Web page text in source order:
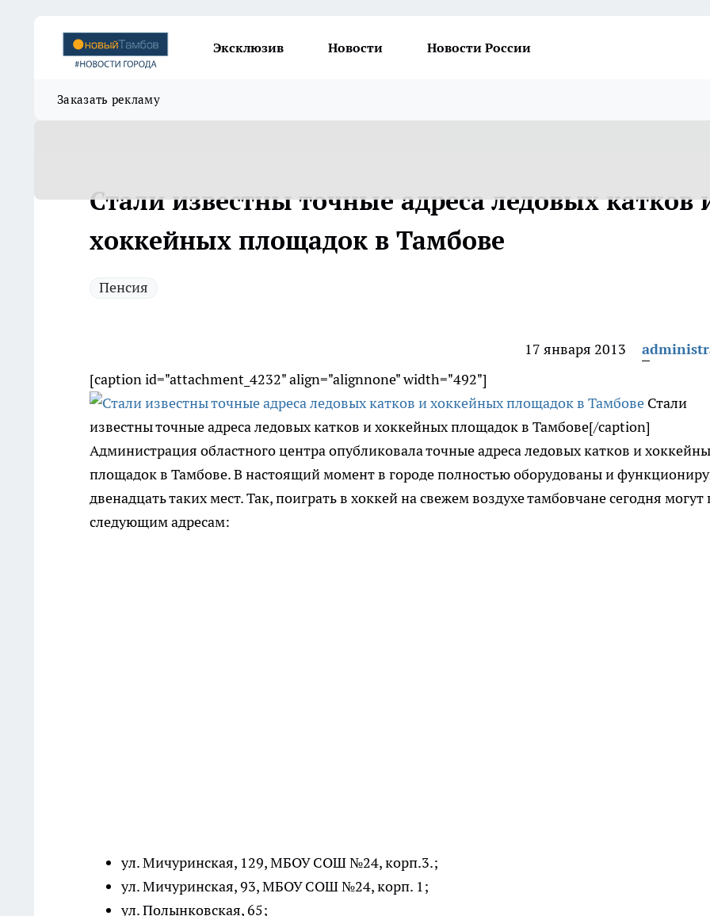
Эксклюзив Новости Новости России
Заказать рекламу
Стали известны точные адреса ледовых катков
хоккейных площадок в Тамбове
Пенсия
17 января 2013
[caption id="attachment_4232" align="alignnone" width="492"]
Стали
известны точные адреса ледовых катков и хоккейных площадок в Тамбове[/caption]
Администрация областного центра опубликовала точные адреса ледовых катков и
площадок в Тамбове. В настоящий момент в городе полностью оборудованы и
двенадцать таких мест. Так, поиграть в хоккей на свежем воздухе тамбовчане сегодня могут
следующим адресам:
ул. Мичуринская, 129, МБОУ СОШ №24, корп.3.;
ул. Мичуринская, 93, МБОУ СОШ №24, корп. 1;
ул. Полынковская, 65;